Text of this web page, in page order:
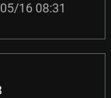
16 08:31